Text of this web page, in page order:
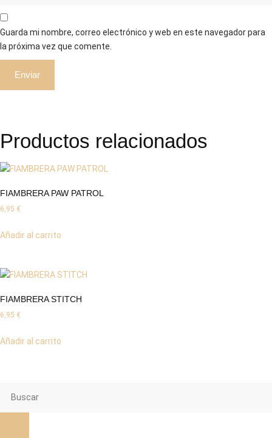
Guarda mi nombre, correo electrónico y web en este navegador para
la próxima vez que comente.
Productos relacionados
FIAMBRERA PAW PATROL
6,95 €
Añadir al carrito
FIAMBRERA STITCH
6,95 €
Añadir al carrito